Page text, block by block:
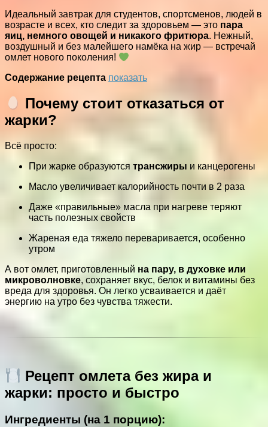
Идеальный завтрак для студентов, спортсменов, людей в
возрасте и всех, кто следит за здоровьем — это пара
яиц, немного овощей и никакого фритюра. Нежный,
воздушный и без малейшего намёка на жир — встречай
омлет нового поколения!
Содержание рецепта показать
Почему стоит отказаться от
жарки?
Всё просто:
При жарке образуются трансжиры и канцерогены
Масло увеличивает калорийность почти в 2 раза
Даже «правильные» масла при нагреве теряют
часть полезных свойств
Жареная еда тяжело переваривается, особенно
утром
А вот омлет, приготовленный на пару, в духовке или
микроволновке, сохраняет вкус, белок и витамины без
вреда для здоровья. Он легко усваивается и даёт
энергию на утро без чувства тяжести.
Рецепт омлета без жира и
жарки: просто и быстро
Ингредиенты (на 1 порцию):